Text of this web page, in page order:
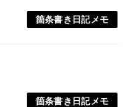
箇条書き日記メモ
箇条書き日記メモ